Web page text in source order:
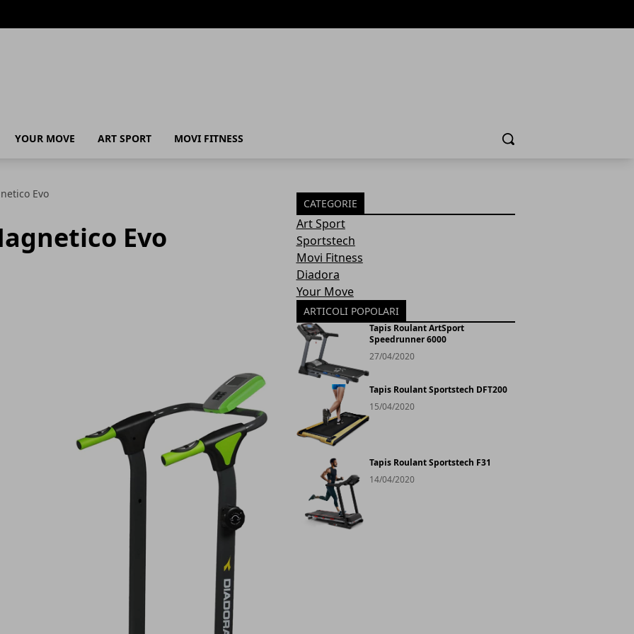
YOUR MOVE ART SPORT MOVI FITNESS Cerca
Evo
Evo
CATEGORIE
Art Sport
Sportstech
Movi Fitness
Diadora
Your Move
ARTICOLI POPOLARI
Tapis Roulant ArtSport
Speedrunner 6000
27/04/2020
Tapis Roulant Sportstech DFT200
15/04/2020
Tapis Roulant Sportstech F31
14/04/2020